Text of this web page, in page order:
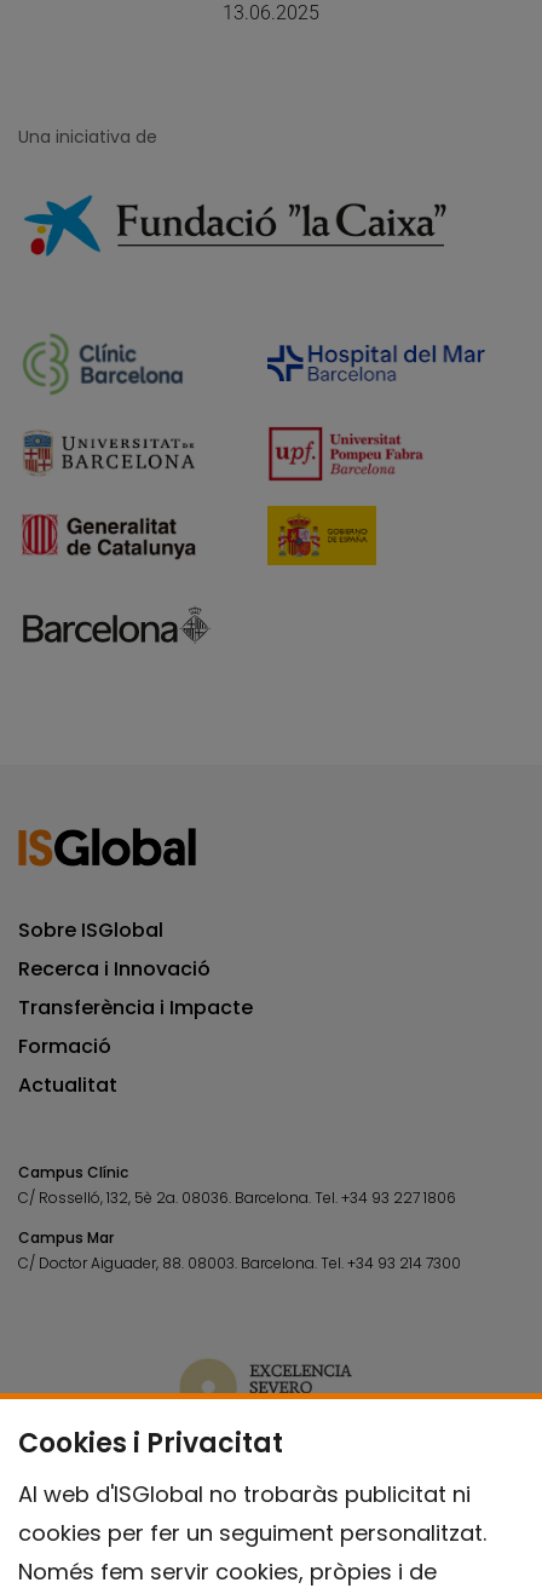
13.06.2025
Cookies i Privacitat
Al web d'ISGlobal no trobaràs publicitat ni
cookies per fer un seguiment personalitzat.
Només fem servir cookies, pròpies i de
Una iniciativa de
Sobre ISGlobal
Recerca i Innovació
Transferència i Impacte
Formació
Actualitat
Campus Clínic
C/ Rosselló, 132, 5è 2a. 08036. Barcelona.Tel.+34 93 227 1806
Campus Mar
C/ Doctor Aiguader, 88. 08003. Barcelona.Tel.+34 93 214 7300